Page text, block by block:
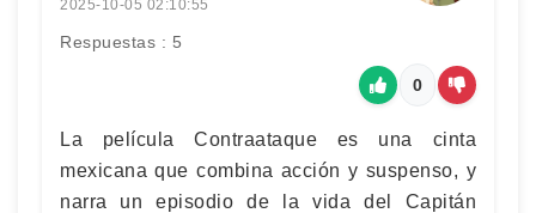
2025-10-05 02:10:55
Respuestas : 5
0
La película Contraataque es una cinta
mexicana que combina acción y suspenso, y
narra un episodio de la vida del Capitán